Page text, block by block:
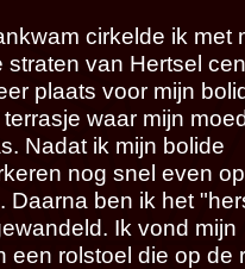
cirkelde ik met
van Hertsel
plaats voor mijn
waar mijn
Nadat ik mijn bolide
nog snel even
Daarna ben ik het
Ik vond mijn
een rolstoel die op de